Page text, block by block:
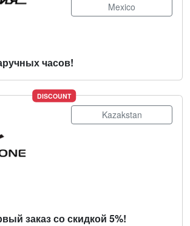
Mexico
часов!
DISCOUNT
Kazakstan
заказ со скидкой 5%!